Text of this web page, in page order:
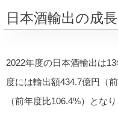
日本酒輸出の成長
2022年度の日本酒輸出は
度には輸出額434.7億円（
（前年度比106.4%）とな